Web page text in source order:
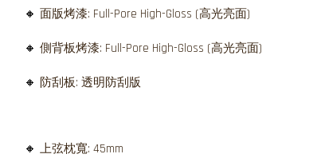
🔸 面版烤漆: Full-Pore High-Gloss (高光亮面)
🔸 側背板烤漆: Full-Pore High-Gloss (高光亮面)
🔸 防刮板: 透明防刮版
🔸 上弦枕寬: 45mm